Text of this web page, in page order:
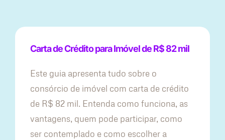
Carta de Crédito para Imóvel de R$ 82 mil
Este guia apresenta tudo sobre o
consórcio de imóvel com carta de crédito
de R$ 82 mil. Entenda como funciona, as
vantagens, quem pode participar, como
ser contemplado e como escolher a